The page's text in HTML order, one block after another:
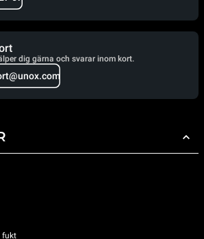
dig gärna och svarar inom kort.
fukt